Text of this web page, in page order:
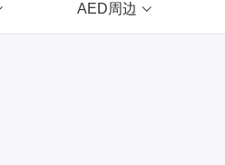
AED周边